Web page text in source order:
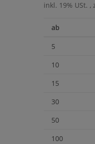
inkl. 19% USt. ,
ab
5
10
15
30
50
100